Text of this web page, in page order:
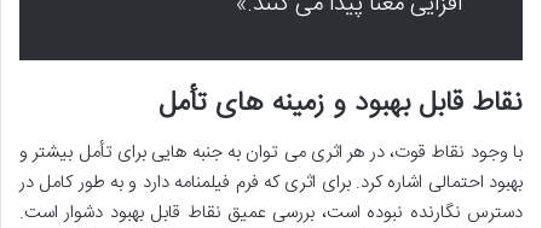
نقاط قابل بهبود و زمینه های تأمل
با وجود نقاط قوت، در هر اثری می توان به جنبه هایی برای تأمل بیشتر و
بهبود احتمالی اشاره کرد. برای اثری که فرم فیلمنامه دارد و به طور کامل در
دسترس نگارنده نبوده است، بررسی عمیق نقاط قابل بهبود دشوار است.